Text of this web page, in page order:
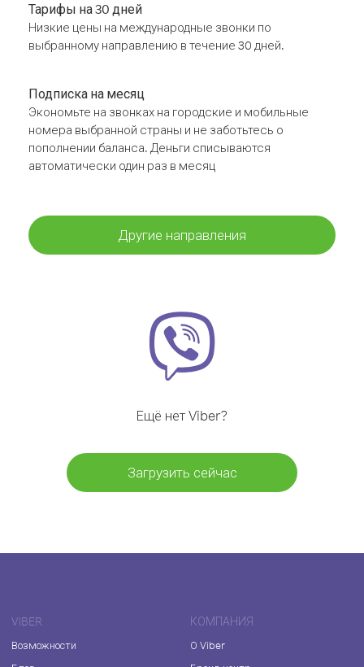
Тарифы на 30 дней
Низкие цены на международные звонки по
выбранному направлению в течение 30 дней.
Подписка на месяц
Экономьте на звонках на городские и мобильные
номера выбранной страны и не заботьтесь о
пополнении баланса. Деньги списываются
автоматически один раз в месяц
Другие направления
Ещё нет Viber?
Загрузить сейчас
VIBER
Возможности
КОМПАНИЯ
О Viber